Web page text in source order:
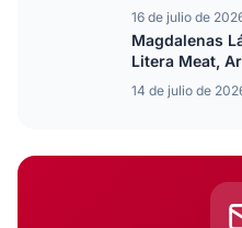
16 de julio de
Magdalenas
Litera Meat,
14 de julio de